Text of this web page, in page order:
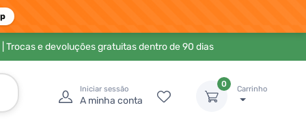
| Trocas e devoluções gratuitas dentro de 90 dias
Iniciar sessão
A minha conta
0
Carrinho